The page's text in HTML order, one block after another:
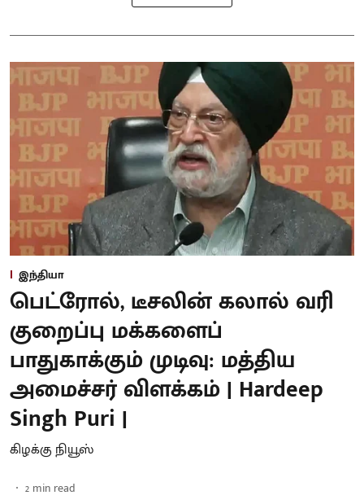
இந்தியா
பெட்ரோல், டீசலின் கலால் வரி
குறைப்பு மக்களைப்
பாதுகாக்கும் முடிவு: மத்திய
அமைச்சர் விளக்கம் | Hardeep
Singh Puri |
கிழக்கு நியூஸ்
2 min read